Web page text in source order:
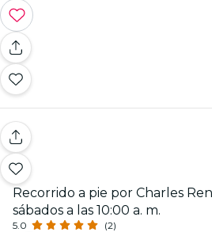
Recorrido a pie por Charles
sábados a las 10:00 a. m.
5.0 (2)